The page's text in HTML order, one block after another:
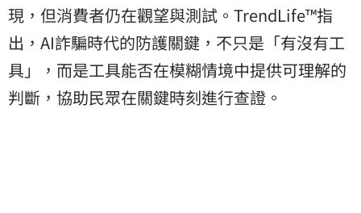
現，但消費者仍在觀望與測試。TrendLife™指
出，AI詐騙時代的防護關鍵，不只是「有沒有工
具」，而是工具能否在模糊情境中提供可理解的
判斷，協助民眾在關鍵時刻進行查證。